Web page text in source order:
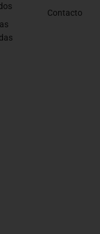
Contacto